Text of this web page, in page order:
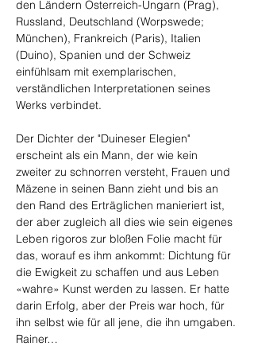
den Ländern Österreich-Ungarn (Prag),
Russland, Deutschland (Worpswede;
München), Frankreich (Paris), Italien
(Duino), Spanien und der Schweiz
einfühlsam mit exemplarischen,
verständlichen Interpretationen seines
Werks verbindet.
Der Dichter der "Duineser Elegien"
erscheint als ein Mann, der wie kein
zweiter zu schnorren versteht, Frauen und
Mäzene in seinen Bann zieht und bis an
den Rand des Erträglichen manieriert ist,
der aber zugleich all dies wie sein eigenes
Leben rigoros zur bloßen Folie macht für
das, worauf es ihm ankommt: Dichtung für
die Ewigkeit zu schaffen und aus Leben
«wahre» Kunst werden zu lassen. Er hatte
darin Erfolg, aber der Preis war hoch, für
ihn selbst wie für all jene, die ihn umgaben.
Rainer…